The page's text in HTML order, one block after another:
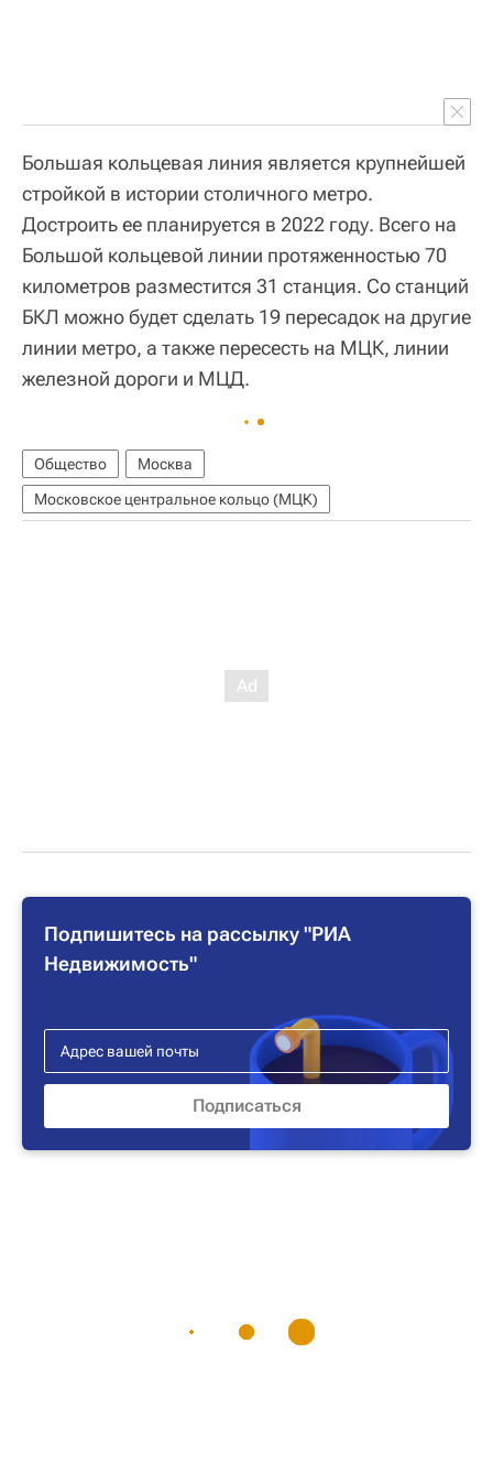
Большая кольцевая линия является крупнейшей
стройкой в истории столичного метро.
Достроить ее планируется в 2022 году. Всего на
Большой кольцевой линии протяженностью 70
километров разместится 31 станция. Со станций
БКЛ можно будет сделать 19 пересадок на другие
линии метро, а также пересесть на МЦК, линии
железной дороги и МЦД.
Общество
Москва
Московское центральное кольцо (МЦК)
Подпишитесь на рассылку "РИА
Недвижимость"